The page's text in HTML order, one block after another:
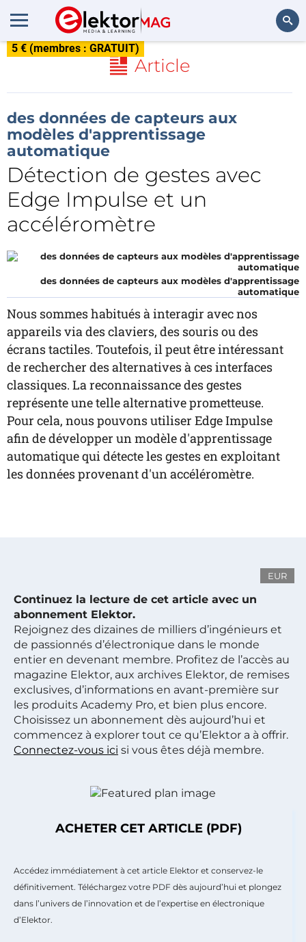
5 € (membres : GRATUIT)
Article
des données de capteurs aux
modèles d'apprentissage
automatique
Détection de gestes avec
Edge Impulse et un
accéléromètre
des données de capteurs aux modèles d'apprentissage
automatique
Nous sommes habitués à interagir avec nos
appareils via des claviers, des souris ou des
écrans tactiles. Toutefois, il peut être intéressant
de rechercher des alternatives à ces interfaces
classiques. La reconnaissance des gestes
représente une telle alternative prometteuse.
Pour cela, nous pouvons utiliser Edge Impulse
afin de développer un modèle d'apprentissage
automatique qui détecte les gestes en exploitant
les données provenant d'un accéléromètre.
EUR
Continuez la lecture de cet article avec un
abonnement Elektor.
Rejoignez des dizaines de milliers d’ingénieurs et
de passionnés d’électronique dans le monde
entier en devenant membre. Profitez de l’accès au
magazine Elektor, aux archives Elektor, de remises
exclusives, d’informations en avant-première sur
les produits Academy Pro, et bien plus encore.
Choisissez un abonnement dès aujourd’hui et
commencez à explorer tout ce qu’Elektor a à offrir.
Connectez-vous ici si vous êtes déjà membre.
ACHETER CET ARTICLE (PDF)
Accédez immédiatement à cet article Elektor et conservez-le
définitivement. Téléchargez votre PDF dès aujourd’hui et plongez
dans l’univers de l’innovation et de l’expertise en électronique
d’Elektor.